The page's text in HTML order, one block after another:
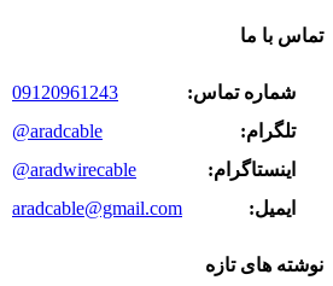
تماس با ما
شماره تماس:
09120961243
تلگرام:
@aradcable
اینستاگرام:
@aradwirecable
ایمیل:
aradcable@gmail.com
نوشته های تازه